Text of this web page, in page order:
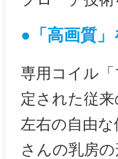
●「高画質
専用コイル
定された従
左右の自由
さんの乳房